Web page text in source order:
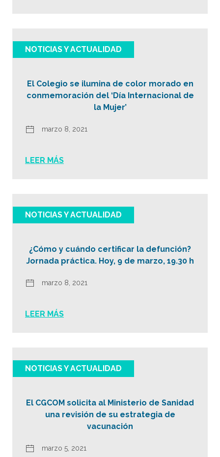
NOTICIAS Y ACTUALIDAD
El Colegio se ilumina de color morado en
conmemoración del ‘Día Internacional de
la Mujer’
marzo 8, 2021
LEER MÁS
NOTICIAS Y ACTUALIDAD
¿Cómo y cuándo certificar la defunción?
Jornada práctica. Hoy, 9 de marzo, 19.30 h
marzo 8, 2021
LEER MÁS
NOTICIAS Y ACTUALIDAD
El CGCOM solicita al Ministerio de Sanidad
una revisión de su estrategia de
vacunación
marzo 5, 2021